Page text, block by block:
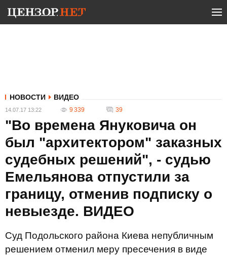
НОВОСТИ ВИДЕО
14.07.17 13:22 9 339 39
"Во времена Януковича он
был "архитектором" заказных
судебных решений", - судью
Емельянова отпустили за
границу, отменив подписку о
невыезде. ВИДЕО
Суд Подольского района Киева непубличным
решением отменил меру пресечения в виде